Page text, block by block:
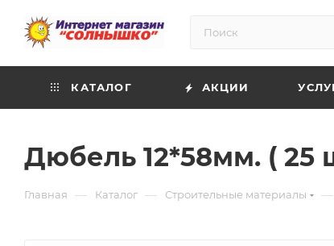
КАТАЛОГ АКЦИИ
Дюбель 12*58мм. (
Главная — Каталог — Строительные материалы —